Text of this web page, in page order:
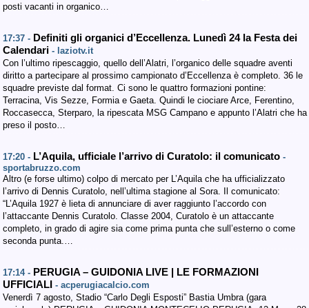
posti vacanti in organico…
17:37 - Definiti gli organici d’Eccellenza. Lunedì 24 la Festa dei
Calendari - laziotv.it
Con l’ultimo ripescaggio, quello dell’Alatri, l’organico delle squadre aventi
diritto a partecipare al prossimo campionato d’Eccellenza è completo. 36 le
squadre previste dal format. Ci sono le quattro formazioni pontine:
Terracina, Vis Sezze, Formia e Gaeta. Quindi le ciociare Arce, Ferentino,
Roccasecca, Sterparo, la ripescata MSG Campano e appunto l’Alatri che ha
preso il posto…
17:20 - L’Aquila, ufficiale l’arrivo di Curatolo: il comunicato -
sportabruzzo.com
Altro (e forse ultimo) colpo di mercato per L’Aquila che ha ufficializzato
l’arrivo di Dennis Curatolo, nell’ultima stagione al Sora. Il comunicato:
“L’Aquila 1927 è lieta di annunciare di aver raggiunto l’accordo con
l’attaccante Dennis Curatolo. Classe 2004, Curatolo è un attaccante
completo, in grado di agire sia come prima punta che sull’esterno o come
seconda punta.…
17:14 - PERUGIA – GUIDONIA LIVE | LE FORMAZIONI
UFFICIALI - acperugiacalcio.com
Venerdì 7 agosto, Stadio “Carlo Degli Esposti” Bastia Umbra (gara